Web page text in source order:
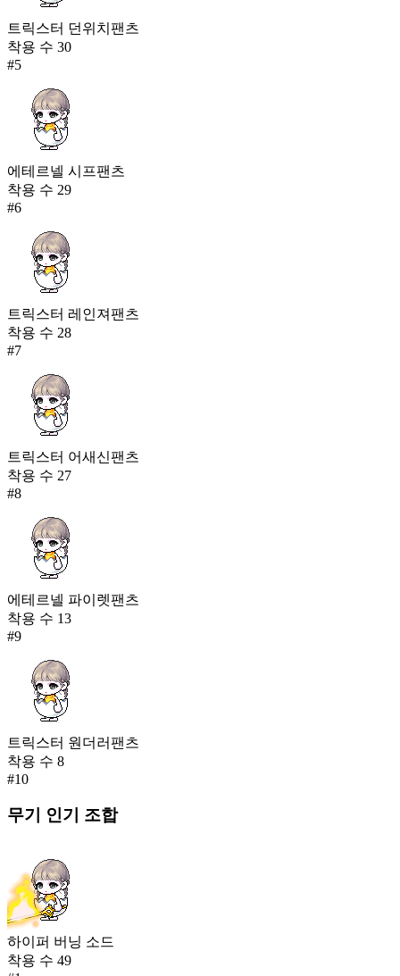
트릭스터 던위치팬츠
착용 수 30
#5
에테르넬 시프팬츠
착용 수 29
#6
트릭스터 레인져팬츠
착용 수 28
#7
트릭스터 어새신팬츠
착용 수 27
#8
에테르넬 파이렛팬츠
착용 수 13
#9
트릭스터 원더러팬츠
착용 수 8
#10
무기 인기 조합
하이퍼 버닝 소드
착용 수 49